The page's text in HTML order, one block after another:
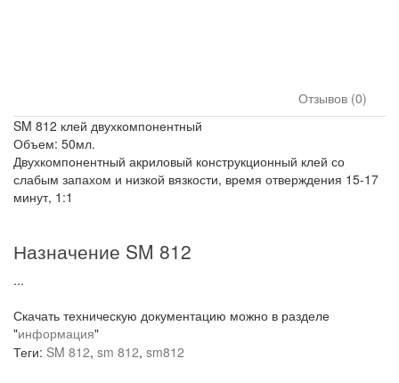
Отзывов (0)
SM 812 клей двухкомпонентный
Объем: 50мл.
Двухкомпонентный акриловый конструкционный клей со
слабым запахом и низкой вязкости, время отверждения 15-17
минут, 1:1
Назначение SM 812
...
Скачать техническую документацию можно в разделе
"информация"
Теги: SM 812, sm 812, sm812